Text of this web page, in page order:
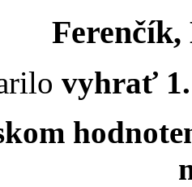
vyhrať 1.